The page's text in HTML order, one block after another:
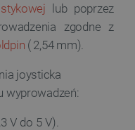
stykowej lub poprzez
zgodne z
( 2,54 mm).
joysticka
wyprowadzeń:
V do 5 V).